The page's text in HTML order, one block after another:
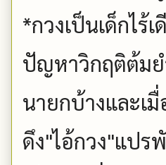
*กวงเป็นเด็กไร้
ปัญหาวิกฤติต้มย
นายกบ้างและ
ดึง"ไอ้กวง"แปร